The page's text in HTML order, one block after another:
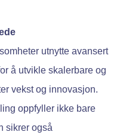
utnytte avansert
å utvikle skalerbare og
vekst og innovasjon.
oppfyller ikke bare
sikrer også